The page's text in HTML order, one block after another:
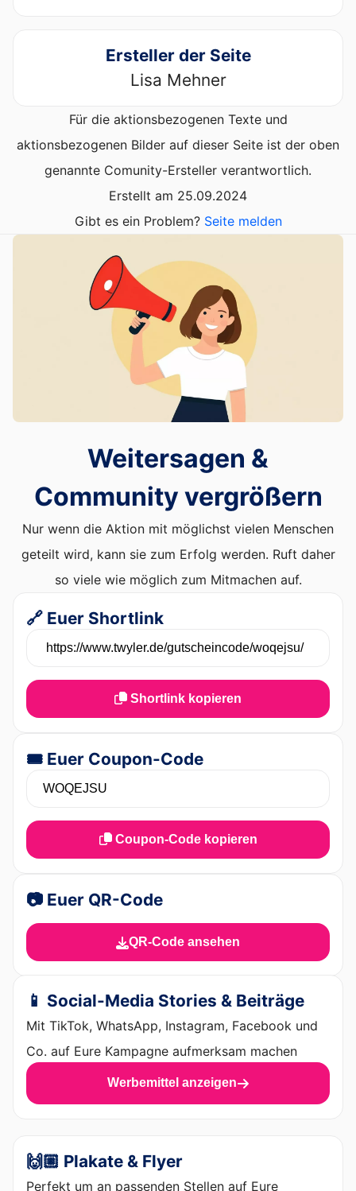
Ersteller der Seite
Lisa Mehner
Für die aktionsbezogenen Texte und
aktionsbezogenen Bilder auf dieser Seite ist der oben
genannte Comunity-Ersteller verantwortlich.
Erstellt am 25.09.2024
Gibt es ein Problem? Seite melden
Weitersagen &
Community vergrößern
Nur wenn die Aktion mit möglichst vielen Menschen
geteilt wird, kann sie zum Erfolg werden. Ruft daher
so viele wie möglich zum Mitmachen auf.
🔗 Euer Shortlink
Shortlink kopieren
🎟️ Euer Coupon-Code
Coupon-Code kopieren
📷 Euer QR-Code
QR-Code ansehen
📱 Social-Media Stories & Beiträge
Mit TikTok, WhatsApp, Instagram, Facebook und
Co. auf Eure Kampagne aufmerksam machen
Werbemittel anzeigen
🙌🏼 Plakate & Flyer
Perfekt um an passenden Stellen auf Eure